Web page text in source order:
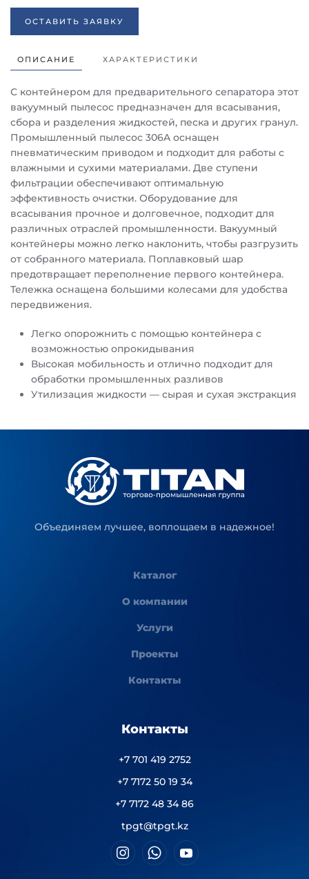
ОСТАВИТЬ ЗАЯВКУ
ОПИСАНИЕ ХАРАКТЕРИСТИКИ
С контейнером для предварительного сепаратора этот
вакуумный пылесос предназначен для всасывания,
сбора и разделения жидкостей, песка и других гранул.
Промышленный пылесос 306A оснащен
пневматическим приводом и подходит для работы с
влажными и сухими материалами. Две ступени
фильтрации обеспечивают оптимальную
эффективность очистки. Оборудование для
всасывания прочное и долговечное, подходит для
различных отраслей промышленности. Вакуумный
контейнеры можно легко наклонить, чтобы разгрузить
от собранного материала. Поплавковый шар
предотвращает переполнение первого контейнера.
Тележка оснащена большими колесами для удобства
передвижения.
Легко опорожнить с помощью контейнера с
возможностью опрокидывания
Высокая мобильность и отлично подходит для
обработки промышленных разливов
Утилизация жидкости — сырая и сухая экстракция
Объединяем лучшее, воплощаем в надежное!
Каталог
О компании
Услуги
Проекты
Контакты
Контакты
+7 701 419 2752
+7 7172 50 19 34
+7 7172 48 34 86
tpgt@tpgt.kz